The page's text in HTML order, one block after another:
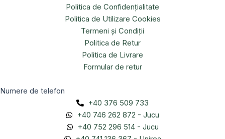
Politica de Confidențialitate
Politica de Utilizare Cookies
Termeni și Condiții
Politica de Retur
Politica de Livrare
Formular de retur
Numere de telefon
+40 376 509 733
+40 746 262 872 - Jucu
+40 752 296 514 - Jucu